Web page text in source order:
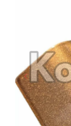
Poprzedni
